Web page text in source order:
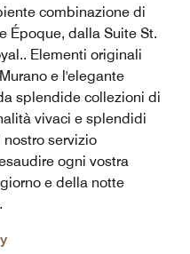
combinazione di
Époque, dalla Suite St.
Elementi originali
e l'elegante
splendide collezioni di
vivaci e splendidi
servizio
ogni vostra
e della notte